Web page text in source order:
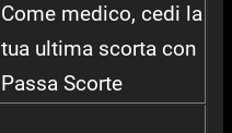
Come medico, cedi la
tua ultima scorta con
Passa Scorte